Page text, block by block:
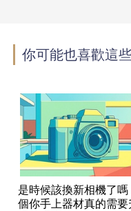
你可能也喜歡這
是時候該換新相機了嗎
個你手上器材真的需要